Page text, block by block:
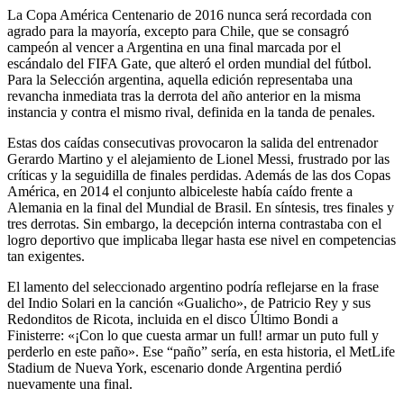
La Copa América Centenario de 2016 nunca será recordada con
agrado para la mayoría, excepto para Chile, que se consagró
campeón al vencer a Argentina en una final marcada por el
escándalo del FIFA Gate, que alteró el orden mundial del fútbol.
Para la Selección argentina, aquella edición representaba una
revancha inmediata tras la derrota del año anterior en la misma
instancia y contra el mismo rival, definida en la tanda de penales.
Estas dos caídas consecutivas provocaron la salida del entrenador
Gerardo Martino y el alejamiento de Lionel Messi, frustrado por las
críticas y la seguidilla de finales perdidas. Además de las dos Copas
América, en 2014 el conjunto albiceleste había caído frente a
Alemania en la final del Mundial de Brasil. En síntesis, tres finales y
tres derrotas. Sin embargo, la decepción interna contrastaba con el
logro deportivo que implicaba llegar hasta ese nivel en competencias
tan exigentes.
El lamento del seleccionado argentino podría reflejarse en la frase
del Indio Solari en la canción «Gualicho», de Patricio Rey y sus
Redonditos de Ricota, incluida en el disco Último Bondi a
Finisterre: «¡Con lo que cuesta armar un full! armar un puto full y
perderlo en este paño». Ese “paño” sería, en esta historia, el MetLife
Stadium de Nueva York, escenario donde Argentina perdió
nuevamente una final.